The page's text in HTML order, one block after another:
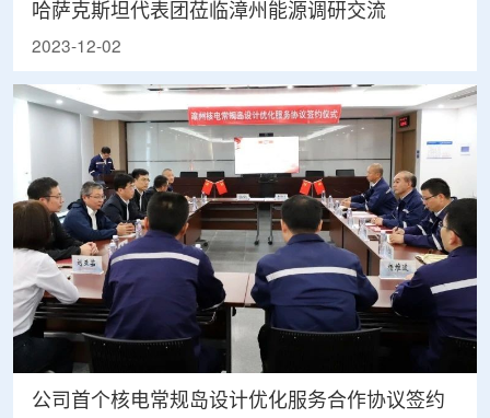
哈萨克斯坦代表团莅临漳州能源调研交流
2023-12-02
公司首个核电常规岛设计优化服务合作协议签约